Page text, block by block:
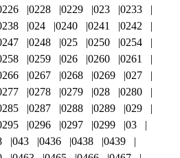
0228 0229 023
0233
024 0240 0241
0242
0248 025 0250
0254
0259 026 0260
0261
0267 0268 0269
027
0278 0279 028
0280
0287 0288 0289
029
0296 0297 0299
03
043 0436 0438
0439